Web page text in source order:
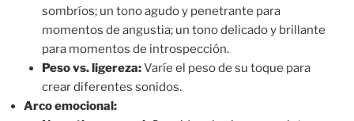
sombríos; un tono agudo y penetrante para
momentos de angustia; un tono delicado y brillante
para momentos de introspección.
Peso vs. ligereza:Varíe el peso de su toque para
crear diferentes sonidos.
Arco emocional: